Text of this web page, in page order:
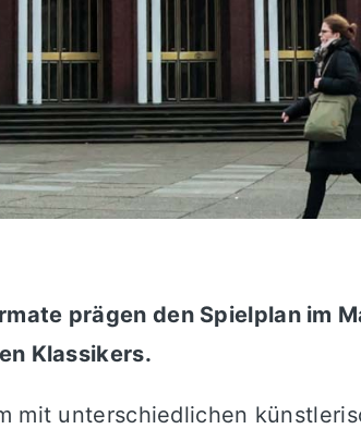
prägen den Spielplan im
Klassikers.
mit unterschiedlichen